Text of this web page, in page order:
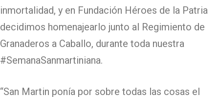
inmortalidad, y en Fundación Héroes de la Patria
decidimos homenajearlo junto al Regimiento de
Granaderos a Caballo, durante toda nuestra
#SemanaSanmartiniana.
“San Martin ponía por sobre todas las cosas el